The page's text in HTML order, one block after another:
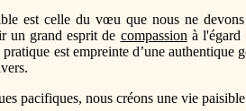
est celle du vœu que nous ne
un grand esprit de compassion à l'égard
est empreinte d’une authentique
pacifiques, nous créons une vie